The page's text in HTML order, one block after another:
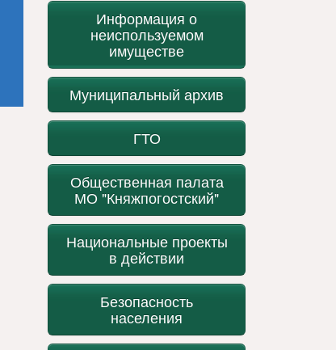
Информация о
неиспользуемом
имуществе
Муниципальный архив
ГТО
Общественная палата
МО "Княжпогостский"
Национальные проекты
в действии
Безопасность
населения